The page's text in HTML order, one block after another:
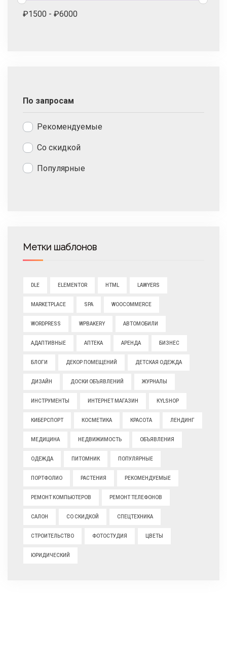
₽1500 - ₽6000
По запросам
Рекомендуемые
Со скидкой
Популярные
Метки шаблонов
DLE ELEMENTOR HTML LAWYERS
MARKETPLACE SPA WOOCOMMERCE
WORDPRESS WPBAKERY АВТОМОБИЛИ
АДАПТИВНЫЕ АПТЕКА АРЕНДА БИЗНЕС
БЛОГИ ДЕКОР ПОМЕЩЕНИЙ ДЕТСКАЯ ОДЕЖДА
ДИЗАЙН ДОСКИ ОБЪЯВЛЕНИЙ ЖУРНАЛЫ
ИНСТРУМЕНТЫ ИНТЕРНЕТ МАГАЗИН КYLSHOP
КИБЕРСПОРТ КОСМЕТИКА КРАСОТА ЛЕНДИНГ
МЕДИЦИНА НЕДВИЖИМОСТЬ ОБЪЯВЛЕНИЯ
ОДЕЖДА ПИТОМНИК ПОПУЛЯРНЫЕ
ПОРТФОЛИО РАСТЕНИЯ РЕКОМЕНДУЕМЫЕ
РЕМОНТ КОМПЬЮТЕРОВ РЕМОНТ ТЕЛЕФОНОВ
САЛОН СО СКИДКОЙ СПЕЦТЕХНИКА
СТРОИТЕЛЬСТВО ФОТОСТУДИЯ ЦВЕТЫ
ЮРИДИЧЕСКИЙ